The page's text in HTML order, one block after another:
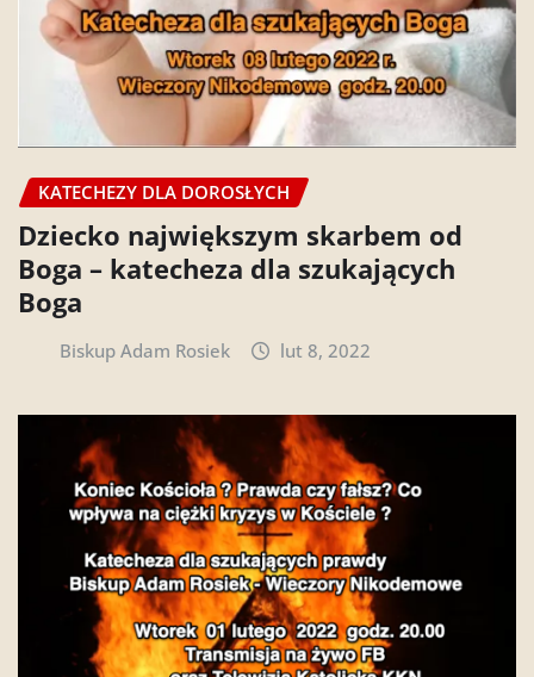
KATECHEZY DLA DOROSŁYCH
Dziecko największym skarbem od
Boga – katecheza dla szukających
Boga
Biskup Adam Rosiek lut 8, 2022